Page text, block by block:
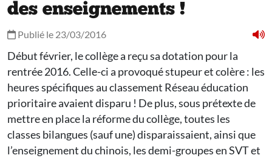
des enseignements !
Publié le 23/03/2016
Début février, le collège a reçu sa dotation pour la
rentrée 2016. Celle-ci a provoqué stupeur et colère : les
heures spécifiques au classement Réseau éducation
prioritaire avaient disparu ! De plus, sous prétexte de
mettre en place la réforme du collège, toutes les
classes bilangues (sauf une) disparaissaient, ainsi que
l’enseignement du chinois, les demi-groupes en SVT et